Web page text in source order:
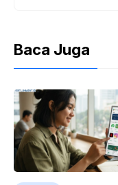
Baca Juga